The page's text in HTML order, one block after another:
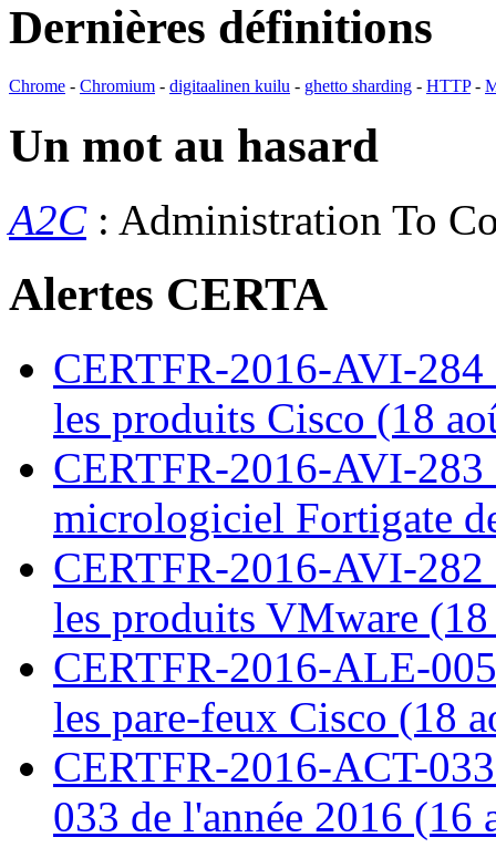
Dernières définitions
Chrome - Chromium - digitaalinen kuilu - ghetto sharding - HTTP-
Un mot au hasard
A2C: Administration To
Alertes CERTA
CERTFR-2016-AVI-
les produits Cisco (18
CERTFR-2016-AVI-
micrologiciel Fortigate
CERTFR-2016-AVI-
les produits VMware
CERTFR-2016-ALE-
les pare-feux Cisco (18
CERTFR-2016-ACT-
033 de l'année 2016 (16